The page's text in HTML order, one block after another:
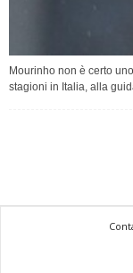
Mourinho non è certo
stagioni in Italia, alla